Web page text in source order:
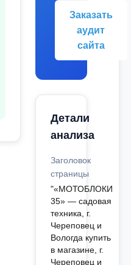
Заказать
аудит
сайта
Детали
анализа
Заголовок
страницы
"«МОТОБЛОКИ
35» — садовая
техника, г.
Череповец и
Вологда купить
в магазине, г.
Череповец и